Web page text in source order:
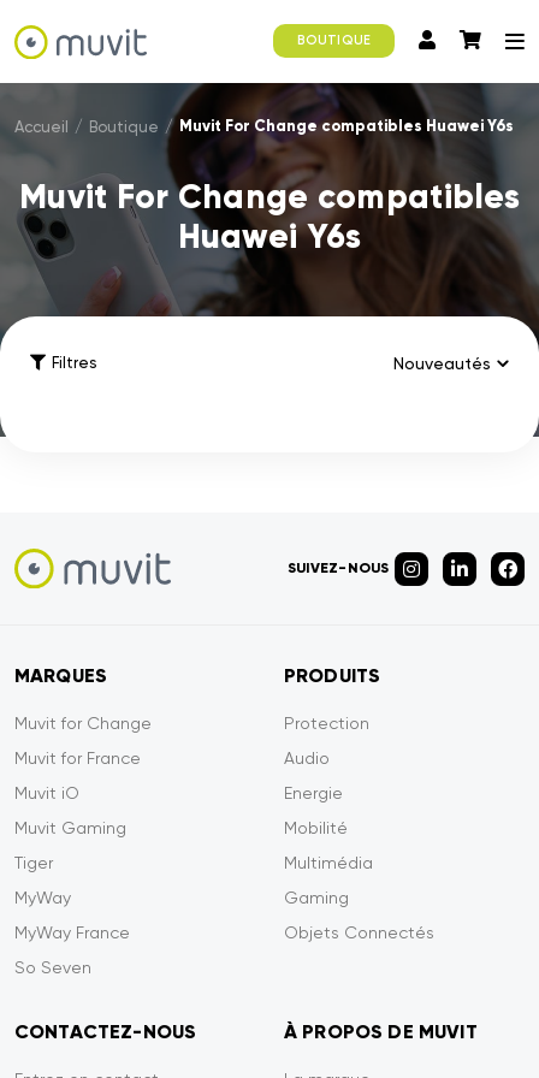
BOUTIQUE
Accueil / Boutique / Muvit For Change compatibles Huawei Y6s
Muvit For Change compatibles
Huawei Y6s
Filtres
SUIVEZ-NOUS
MARQUES
Muvit for Change
Muvit for France
Muvit iO
Muvit Gaming
Tiger
MyWay
MyWay France
So Seven
PRODUITS
Protection
Audio
Energie
Mobilité
Multimédia
Gaming
Objets Connectés
CONTACTEZ-NOUS À PROPOS DE MUVIT